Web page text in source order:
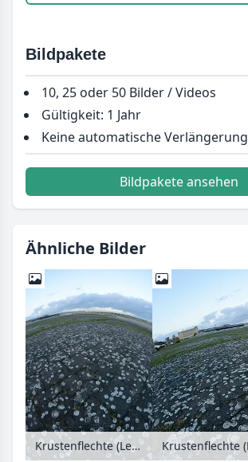
Bildpakete
10, 25 oder 50 Bilder / Videos
Gültigkeit: 1 Jahr
Keine automatische Verlängerung
Bildpakete ansehen
Ähnliche Bilder
Krustenflechte (Lecanora muralis syn. Lecanora saxicola) auf dem ehemaligen Flughafen Berlin-Tempelhof, Tempelhofer Freiheit, Berlin, Deutschland